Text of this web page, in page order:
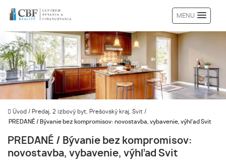
MENU
Úvod / Predaj, 2 izbový byt, Prešovský kraj, Svit /
PREDANÉ / Bývanie bez kompromisov: novostavba, vybavenie, výhľad Svit
PREDANÉ / Bývanie bez kompromisov:
novostavba, vybavenie, výhľad Svit